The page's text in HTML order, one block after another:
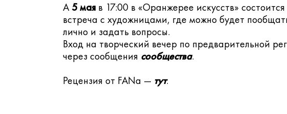
А5 мая в 17:00 в «Оранжерее искусств»
встреча с художницами, где можно будет
лично и задать вопросы.
Вход на творческий вечер по предварительной
через сообщения сообщества.
Рецензия от FANа — тут.